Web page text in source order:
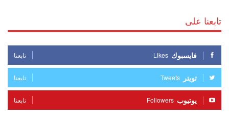
تابعنا على
فايسبوك Likes تابعنا
تويتر Tweets تابعنا
يوتيوب Followers تابعنا